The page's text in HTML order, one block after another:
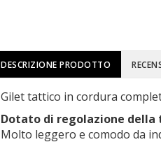
DESCRIZIONE PRODOTTO
Gilet tattico in cordura
Dotato di regolazione
Molto leggero e comodo da